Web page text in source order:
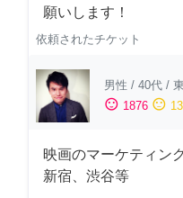
願いします！
依頼されたチケット
男性 / 40代 /
sentiment_satisfied 1876 sentiment_neutral 13
映画のマーケティン
新宿、渋谷等